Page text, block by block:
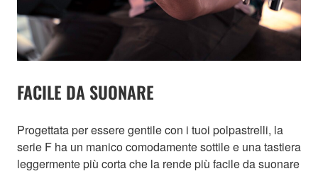
FACILE DA SUONARE
Progettata per essere gentile con i tuoi polpastrelli, la
serie F ha un manico comodamente sottile e una tastiera
leggermente più corta che la rende più facile da suonare